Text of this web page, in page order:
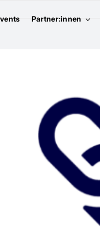
Partner:innen